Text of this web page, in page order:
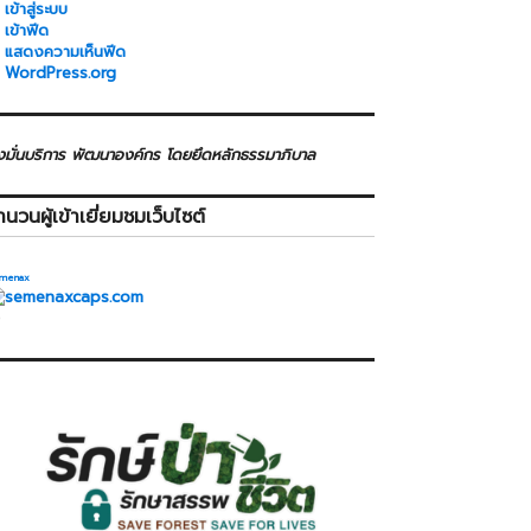
เข้าสู่ระบบ
เข้าฟีด
แสดงความเห็นฟีด
WordPress.org
มั่นบริการ พัฒนาองค์กร โดยยึดหลักธรรมาภิบาล
นวนผู้เข้าเยี่ยมชมเว็บไซต์